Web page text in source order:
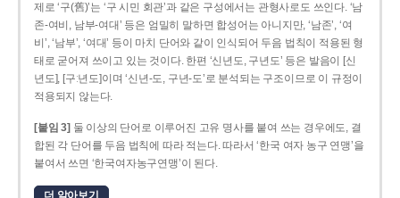
제로 ‘구(舊)’는 ‘구 시민 회관’과 같은 구성에서는 관형사로도 쓰인다. ‘남
존­-여비, 남부-­여대’ 등은 엄밀히 말하면 합성어는 아니지만, ‘남존’, ‘여
비’, ‘남부’, ‘여대’ 등이 마치 단어와 같이 인식되어 두음 법칙이 적용된 형
태로 굳어져 쓰이고 있는 것이다. 한편 ‘신년도, 구년도’ 등은 발음이 [신
년도], [구ː년도]이며 ‘신년­-도, 구년-­도’로 분석되는 구조이므로 이 규정이
적용되지 않는다.
[붙임 3] 둘 이상의 단어로 이루어진 고유 명사를 붙여 쓰는 경우에도, 결
합된 각 단어를 두음 법칙에 따라 적는다. 따라서 ‘한국 여자 농구 연맹’을
붙여서 쓰면 ‘한국여자농구연맹’이 된다.
더 알아보기